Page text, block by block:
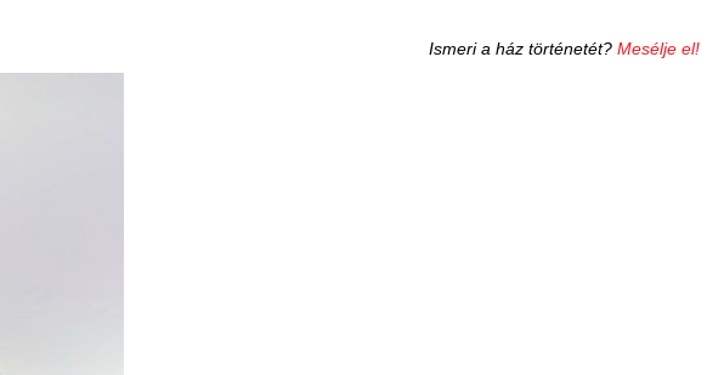
Ismeri a ház történetét? Mesélje el!